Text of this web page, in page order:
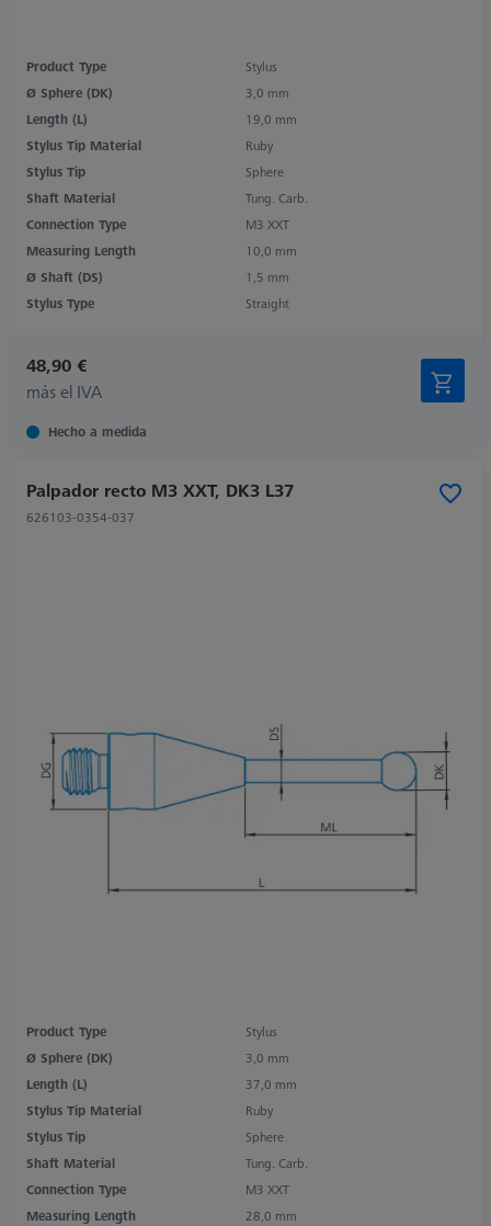
Product Type
Stylus
Ø Sphere (DK)
3,0 mm
Length (L)
19,0 mm
Stylus Tip Material
Ruby
Stylus Tip
Sphere
Shaft Material
Tung. Carb.
Connection Type
M3 XXT
Measuring Length
10,0 mm
Ø Shaft (DS)
1,5 mm
Stylus Type
Straight
48,90 €
más el IVA
Hecho a medida
Palpador recto M3 XXT, DK3 L37
626103-0354-037
Product Type
Stylus
Ø Sphere (DK)
3,0 mm
Length (L)
37,0 mm
Stylus Tip Material
Ruby
Stylus Tip
Sphere
Shaft Material
Tung. Carb.
Connection Type
M3 XXT
Measuring Length
28,0 mm